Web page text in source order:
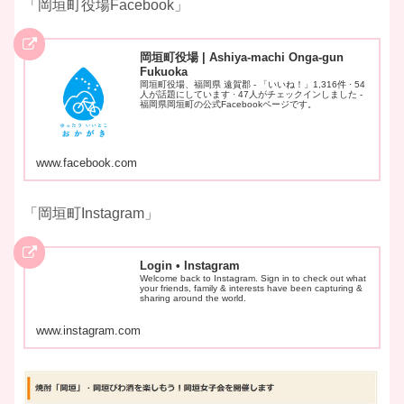
「岡垣町役場Facebook」
岡垣町役場 | Ashiya-machi Onga-gun
Fukuoka
岡垣町役場、福岡県 遠賀郡 - 「いいね！」1,316件 · 54
人が話題にしています · 47人がチェックインしました -
福岡県岡垣町の公式Facebookページです。
www.facebook.com
「岡垣町Instagram」
Login • Instagram
Welcome back to Instagram. Sign in to check out what
your friends, family & interests have been capturing &
sharing around the world.
www.instagram.com